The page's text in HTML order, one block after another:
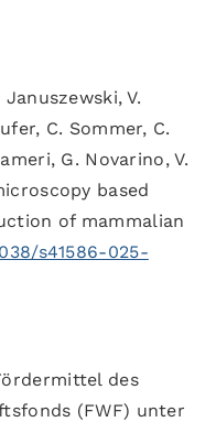
V.
C. Sommer, C.
G. Novarino, V.
based
of mammalian
s41586-025-
des
(FWF) unter